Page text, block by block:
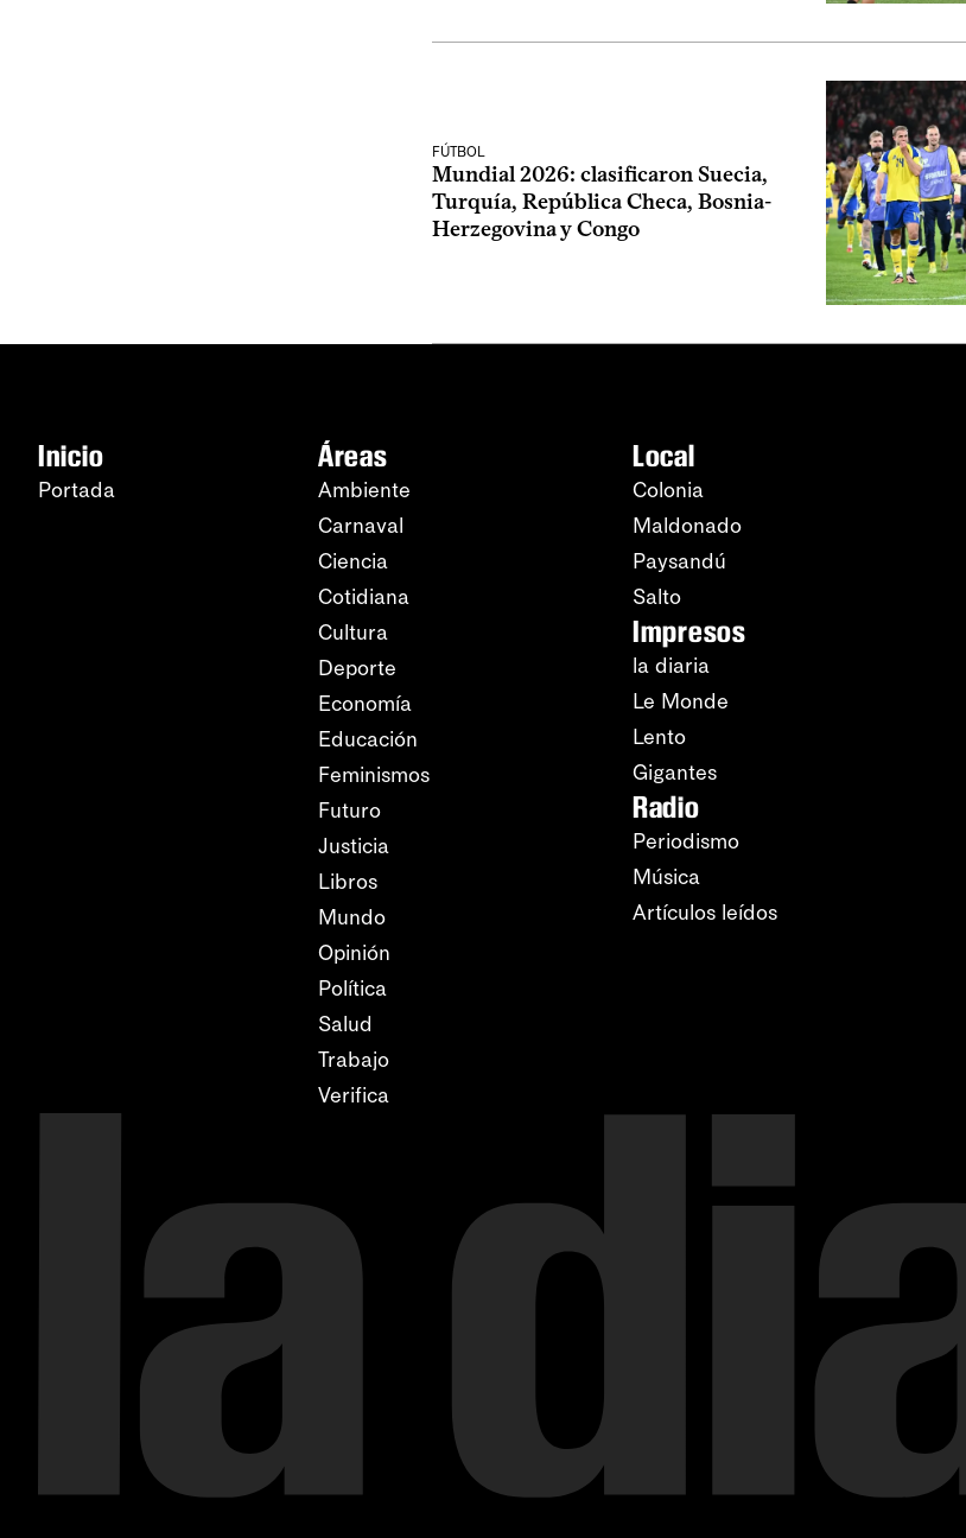
FÚTBOL
Mundial 2026: clasificaron Suecia,
Turquía, República Checa, Bosnia-
Herzegovina y Congo
Inicio
Portada
Áreas
Ambiente
Carnaval
Ciencia
Cotidiana
Cultura
Deporte
Economía
Educación
Feminismos
Futuro
Justicia
Libros
Mundo
Opinión
Política
Salud
Trabajo
Verifica
Local
Colonia
Maldonado
Paysandú
Salto
Impresos
la diaria
Le Monde
Lento
Gigantes
Radio
Periodismo
Música
Artículos leídos